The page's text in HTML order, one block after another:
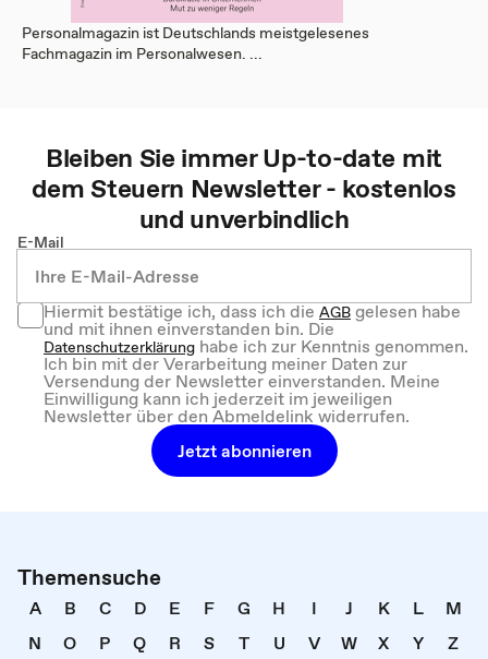
Personalmagazin ist Deutschlands meistgelesenes
Fachmagazin im Personalwesen. ...
Bleiben Sie immer Up-to-date mit
demSteuern Newsletter - kostenlos
und unverbindlich
E-Mail
Hiermit bestätige ich, dass ich dieAGBgelesen habe
und mit ihnen einverstanden bin. Die
Datenschutzerklärung habe ich zur Kenntnis genommen.
Ich bin mit der Verarbeitung meiner Daten zur
Versendung der Newsletter einverstanden. Meine
Einwilligung kann ich jederzeit im jeweiligen
Newsletter über den Abmeldelink widerrufen.
Jetzt abonnieren
Themensuche
A B C D E F G H I J K L
M
N
O P Q R S T U V W X Y
Z